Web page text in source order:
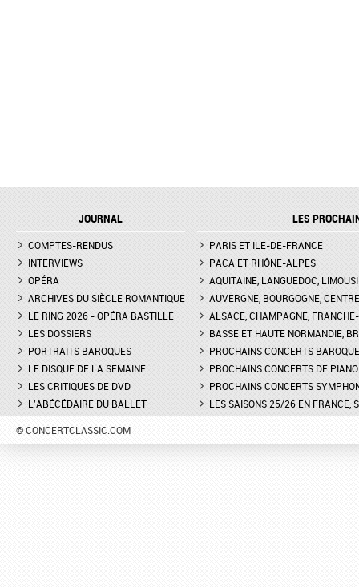
JOURNAL
COMPTES-RENDUS
INTERVIEWS
OPÉRA
ARCHIVES DU SIÈCLE ROMANTIQUE
LE RING 2026 - OPÉRA BASTILLE
LES DOSSIERS
PORTRAITS BAROQUES
LE DISQUE DE LA SEMAINE
LES CRITIQUES DE DVD
L'ABÉCÉDAIRE DU BALLET
LES
PARIS ET ILE-DE-FRANCE
PACA ET RHÔNE-ALPES
AQUITAINE, LANGUEDOC,
AUVERGNE, BOURGOGNE, CENTRE
ALSACE, CHAMPAGNE,
BASSE ET HAUTE NORMANDIE,
PROCHAINS CONCERTS
PROCHAINS CONCERTS DE PIANO
PROCHAINS CONCERTS
LES SAISONS 25/26 EN FRANCE,
© CONCERTCLASSIC.COM